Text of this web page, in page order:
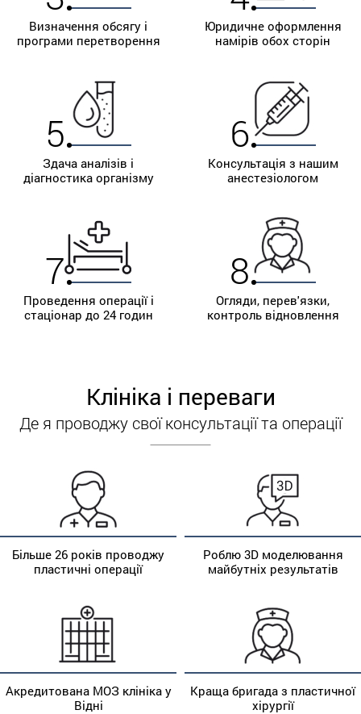
Визначення обсягу і
програми перетворення
Юридичне оформлення
намірів обох сторін
5
Здача аналізів і
діагностика організму
6
Консультація з нашим
анестезіологом
7
Проведення операції і
стаціонар до 24 годин
8
Огляди, перев'язки,
контроль відновлення
Клініка і переваги
Де я проводжу свої консультації та операції
Більше 26 років проводжу
пластичні операції
Роблю 3D моделювання
майбутніх результатів
Акредитована МОЗ клініка у
Відні
Краща бригада з пластичної
хірургії